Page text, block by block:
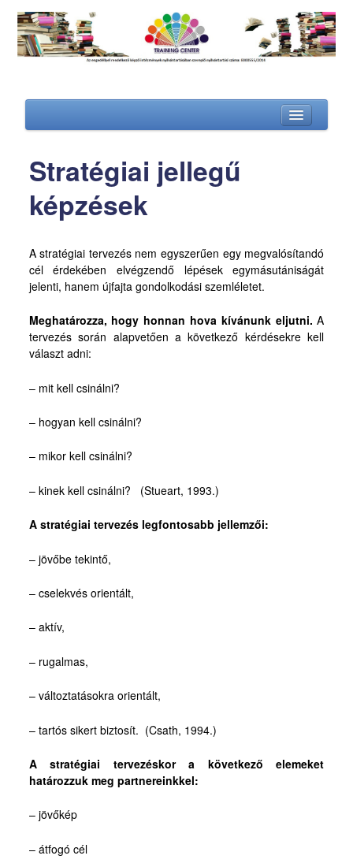
Képzéseink
További képzéseink
Csapatépítő képzések
Értékesítői képzések
Kommunikációs képzések
Stratégiai jellegű képzések
Számítástechnikai képzések
Stratégiai jellegű
képzések
A stratégiai tervezés nem egyszerűen egy megvalósítandó
cél érdekében elvégzendő lépések egymásutániságát
jelenti, hanem újfajta gondolkodási szemléletet.
Meghatározza, hogy honnan hova kívánunk eljutni. A
tervezés során alapvetően a következő kérdésekre kell
választ adni:
– mit kell csinálni?
– hogyan kell csinálni?
– mikor kell csinálni?
– kinek kell csinálni? (Stueart, 1993.)
A stratégiai tervezés legfontosabb jellemzői:
– jövőbe tekintő,
– cselekvés orientált,
– aktív,
– rugalmas,
– változtatásokra orientált,
– tartós sikert biztosít. (Csath, 1994.)
A stratégiai tervezéskor a következő elemeket
határozzuk meg partnereinkkel:
– jövőkép
– átfogó cél